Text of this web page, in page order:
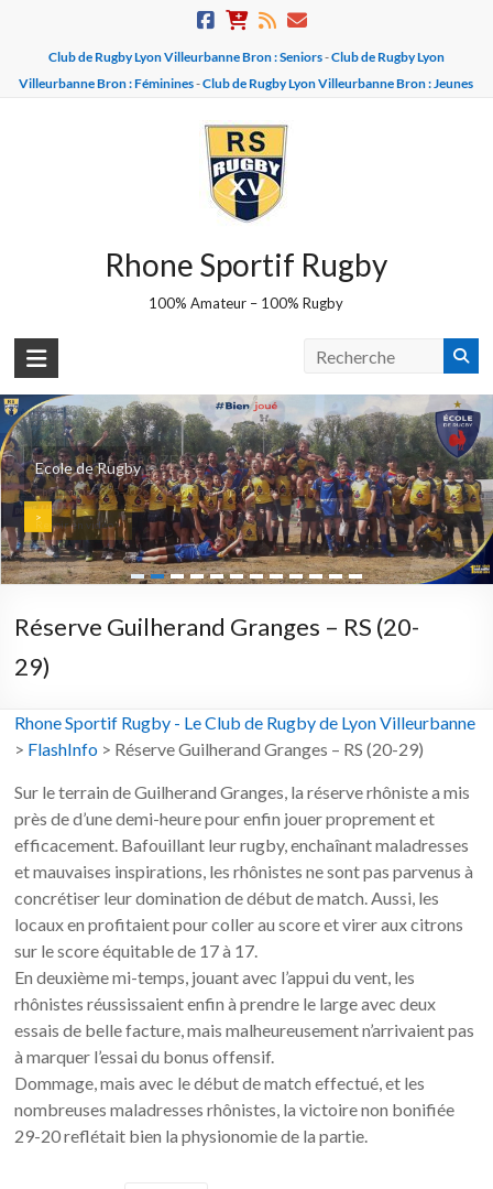
content
Club de Rugby Lyon Villeurbanne Bron : Seniors-Club de Rugby Lyon
Villeurbanne Bron : Féminines-Club de Rugby Lyon Villeurbanne Bron : Jeunes
Rhone Sportif Rugby
100% Amateur – 100% Rugby
Equipe U16 - BROZERS
Champions 2025-2026 - Vice champions 2026-2027 !
Revoir en vidéo >
Ecole de Rugby
>
Réserve Guilherand Granges – RS (20-
29)
Rhone Sportif Rugby - Le Club de Rugby de Lyon Villeurbanne
> FlashInfo > Réserve Guilherand Granges – RS (20-29)
Sur le terrain de Guilherand Granges, la réserve rhôniste a mis
près de d’une demi-heure pour enfin jouer proprement et
efficacement. Bafouillant leur rugby, enchaînant maladresses
et mauvaises inspirations, les rhônistes ne sont pas parvenus à
concrétiser leur domination de début de match. Aussi, les
locaux en profitaient pour coller au score et virer aux citrons
sur le score équitable de 17 à 17.
En deuxième mi-temps, jouant avec l’appui du vent, les
rhônistes réussissaient enfin à prendre le large avec deux
essais de belle facture, mais malheureusement n’arrivaient pas
à marquer l’essai du bonus offensif.
Dommage, mais avec le début de match effectué, et les
nombreuses maladresses rhônistes, la victoire non bonifiée
29-20 reflétait bien la physionomie de la partie.